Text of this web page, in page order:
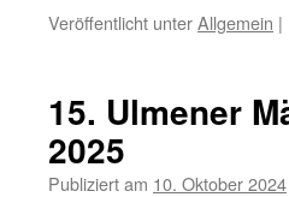
Veröffentlicht unterAllgemein |
15. Ulmener
2025
Publiziert am 10. Oktober 2024